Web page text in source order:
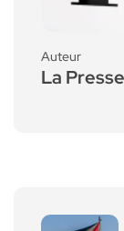
Auteur
La Presse